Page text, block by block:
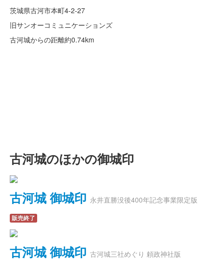
茨城県古河市本町4-2-27
旧サンオーコミュニケーションズ
古河城からの距離約0.74km
古河城のほかの御城印
古河城 御城印 永井直勝没後400年記念事業限定版
販売終了
古河城 御城印 古河城三社めぐり 頼政神社版